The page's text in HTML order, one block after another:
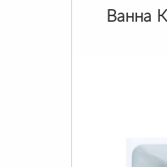
Ванна